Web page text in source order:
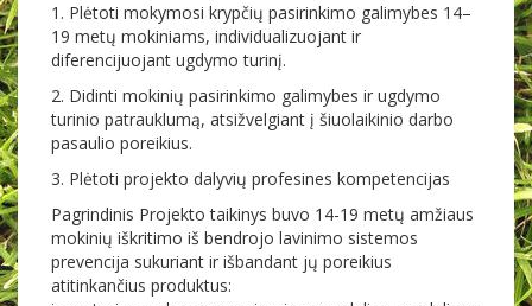
1. Plėtoti mokymosi krypčių pasirinkimo galimybes 14–
19 metų mokiniams, individualizuojant ir
diferencijuojant ugdymo turinį.
2. Didinti mokinių pasirinkimo galimybes ir ugdymo
turinio patrauklumą, atsižvelgiant į šiuolaikinio darbo
pasaulio poreikius.
3. Plėtoti projekto dalyvių profesines kompetencijas
Pagrindinis Projekto taikinys buvo 14-19 metų amžiaus
mokinių iškritimo iš bendrojo lavinimo sistemos
prevencija sukuriant ir išbandant jų poreikius
atitinkančius produktus: